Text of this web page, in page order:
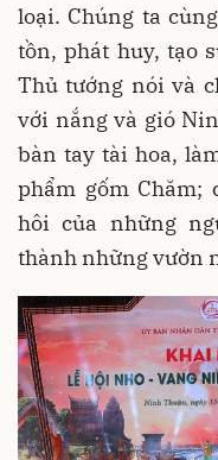
loại. Chúng ta
tồn, phát huy, tạo
Thủ tướng nói và
với nắng và gió
bàn tay tài hoa,
phẩm gốm Chăm;
hôi của những
thành những vườn